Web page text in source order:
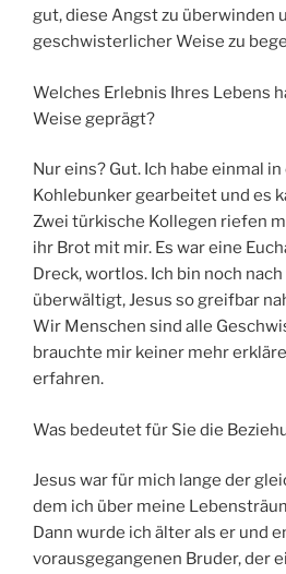
gut, diese Angst zu überwinden
geschwisterlicher Weise zu
Welches Erlebnis Ihres Lebens
Weise geprägt?
Nur eins? Gut. Ich habe einmal
Kohlebunker gearbeitet und es
Zwei türkische Kollegen riefen
ihr Brot mit mir. Es war eine
Dreck, wortlos. Ich bin noch
überwältigt, Jesus so greifbar
Wir Menschen sind alle
brauchte mir keiner mehr
erfahren.
Was bedeutet für Sie die
Jesus war für mich lange der
dem ich über meine
Dann wurde ich älter als er und
vorausgegangenen Bruder, der